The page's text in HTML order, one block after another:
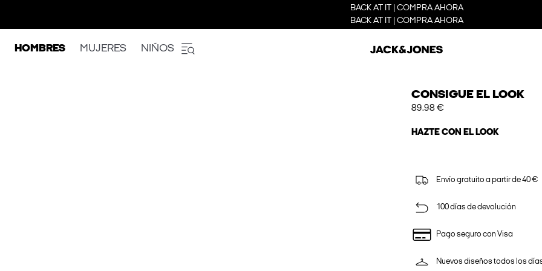
BACK AT IT | COMPRA AHORA
BACK AT IT | COMPRA AHORA
HOMBRES MUJERES NIÑOS
CONSIGUE EL LOOK
89.98 €
HAZTE CON EL LOOK
Envío gratuito a partir de 40 €
100 días de devolución
Pago seguro con Visa
Nuevos diseños todos los